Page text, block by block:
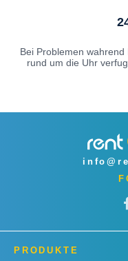
Bei Problemen
rund um die Uhr
PRODUKTE